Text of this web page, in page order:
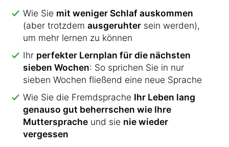
Wie Sie mit weniger Schlaf auskommen
(aber trotzdem ausgeruhter sein werden),
um mehr lernen zu können
Ihr perfekter Lernplan für die nächsten
sieben Wochen: So sprichen Sie in nur
sieben Wochen fließend eine neue Sprache
Wie Sie die Fremdsprache Ihr Leben lang
genauso gut beherrschen wie Ihre
Muttersprache und sie nie wieder
vergessen